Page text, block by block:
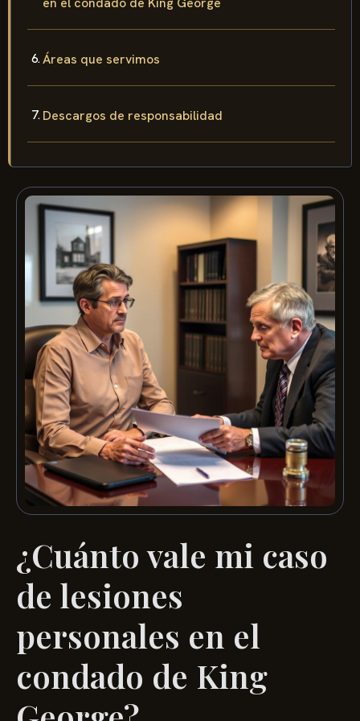
Áreas que servimos
Descargos de responsabilidad
¿Cuánto vale mi caso
de lesiones
personales en el
condado de King